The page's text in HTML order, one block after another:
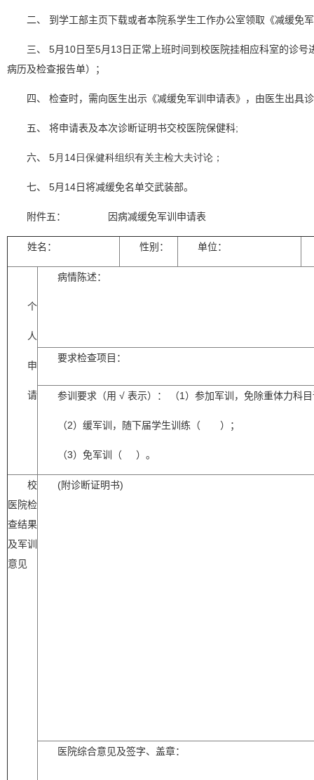
二、 到学工部主页下载或者本院系学生工作办公室领取《减缓免
三、 5月 10日 至5月 13 日 正常上班时间到校医院挂相应科室的诊号
病历及检查报告单）；
四、 检查时，需向医生出示《减缓免军训申请表》，由医生出具
五、 将申请表及本次诊断证明书交校医院保健科;
六、 5月 14日保健科组织有关主检大夫讨论；
七、 5月 14日将减缓免名单交武装部。
附件五： 因病减缓免军训申请表
姓名： 性别： 单位：
个
人
申
请
病情陈述：
要求检查项目：
参训要求（用 √ 表示）： （1 ）参加军训，免除重体力科
（2）缓军训，随下届学生训练（ ）；
（3）免军训（ ）。
校
医院检
查结果
及军训
意见
(附诊断证明书)
医院综合意见及签字、盖章：